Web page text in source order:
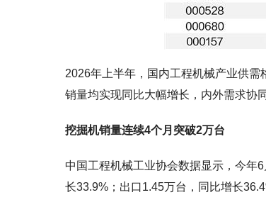
2026年上半年，国内工程机械产业供
销量均实现同比大幅增长，内外需求协
挖掘机销量连续4个月突破2万台
中国工程机械工业协会数据显示，今年
长33.9%；出口1.45万台，同比增长